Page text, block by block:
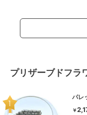
プリザーブドフラ
パレ
￥